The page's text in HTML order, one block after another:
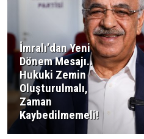
İmralı’dan Yeni
Dönem Mesajı..
Hukuki Zemin
Oluşturulmalı,
Zaman
Kaybedilmemeli!